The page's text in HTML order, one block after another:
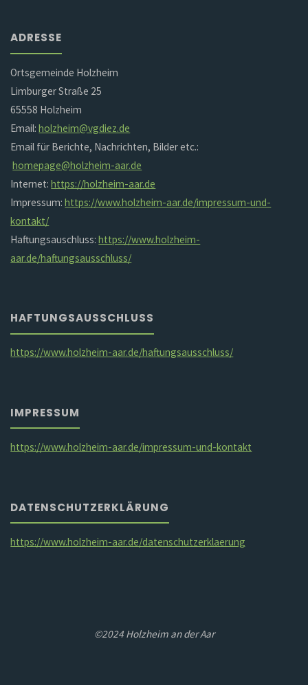
ADRESSE
Ortsgemeinde Holzheim
Limburger Straße 25
65558 Holzheim
Email:holzheim@vgdiez.de
Email für Berichte, Nachrichten, Bilder etc.:
homepage@holzheim-aar.de
Internet:https://holzheim-aar.de
Impressum:https://www.holzheim-aar.de/impressum-und-
kontakt/
Haftungsauschluss:https://www.holzheim-
aar.de/haftungsausschluss/
HAFTUNGSAUSSCHLUSS
https://www.holzheim-aar.de/haftungsausschluss/
IMPRESSUM
https://www.holzheim-aar.de/impressum-und-kontakt
DATENSCHUTZERKLÄRUNG
https://www.holzheim-aar.de/datenschutzerklaerung
©2024 Holzheim an der Aar